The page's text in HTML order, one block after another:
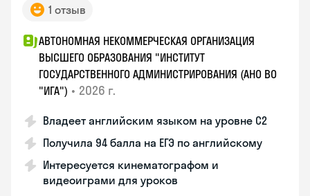
1 отзыв
АВТОНОМНАЯ НЕКОММЕРЧЕСКАЯ ОРГАНИЗАЦИЯ
ВЫСШЕГО ОБРАЗОВАНИЯ "ИНСТИТУТ
ГОСУДАРСТВЕННОГО АДМИНИСТРИРОВАНИЯ (АНО ВО
"ИГА") • 2026 г.
Владеет английским языком на уровне С2
Получила 94 балла на ЕГЭ по английскому
Интересуется кинематографом и
видеоиграми для уроков